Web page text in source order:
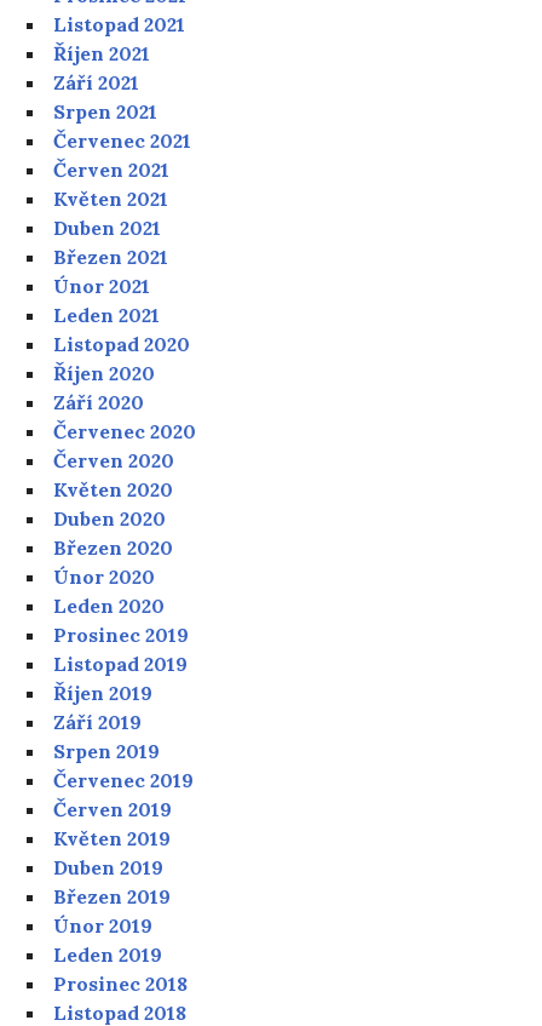
Listopad 2021
Říjen 2021
Září 2021
Srpen 2021
Červenec 2021
Červen 2021
Květen 2021
Duben 2021
Březen 2021
Únor 2021
Leden 2021
Listopad 2020
Říjen 2020
Září 2020
Červenec 2020
Červen 2020
Květen 2020
Duben 2020
Březen 2020
Únor 2020
Leden 2020
Prosinec 2019
Listopad 2019
Říjen 2019
Září 2019
Srpen 2019
Červenec 2019
Červen 2019
Květen 2019
Duben 2019
Březen 2019
Únor 2019
Leden 2019
Prosinec 2018
Listopad 2018